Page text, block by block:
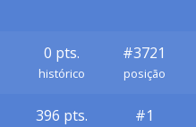
0 pts. #3721
histórico posição
396 pts. #1